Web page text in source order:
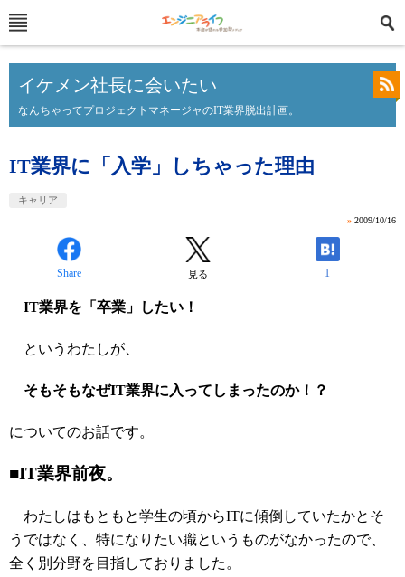
イケメン社長に会いたい
なんちゃってプロジェクトマネージャのIT業界脱出計画。
IT業界に「入学」しちゃった理由
キャリア
» 2009/10/16
Share 見る 1
IT業界を「卒業」したい！
というわたしが、
そもそもなぜIT業界に入ってしまったのか！？
についてのお話です。
■IT業界前夜。
わたしはもともと学生の頃からITに傾倒していたかとそ
うではなく、特になりたい職というものがなかったので、
全く別分野を目指しておりました。